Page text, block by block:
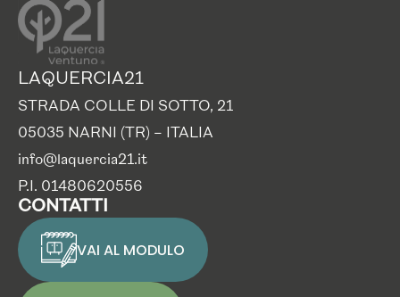
LAQUERCIA21
STRADA COLLE DI SOTTO, 21
05035 NARNI (TR) – ITALIA
info@laquercia21.it
P.I. 01480620556
CONTATTI
VAI AL MODULO